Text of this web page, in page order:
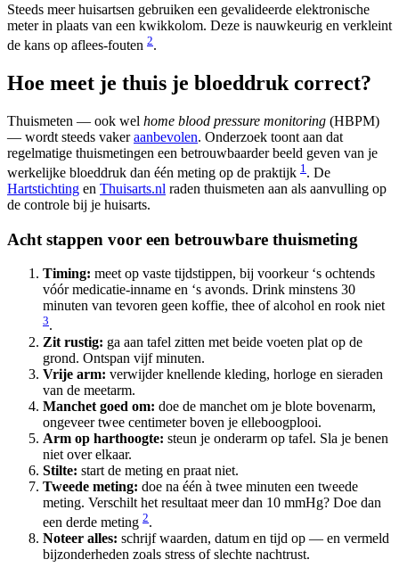
Steeds meer huisartsen gebruiken een gevalideerde elektronische
meter in plaats van een kwikkolom. Deze is nauwkeurig en verkleint
de kans op aflees-fouten 2.
Hoe meet je thuis je bloeddruk correct?
Thuismeten — ook wel home blood pressure monitoring (HBPM)
— wordt steeds vakeraanbevolen. Onderzoek toont aan dat
regelmatige thuismetingen een betrouwbaarder beeld geven van je
werkelijke bloeddruk dan één meting op de praktijk 1 . De
Hartstichting en Thuisarts.nl raden thuismeten aan als aanvulling op
de controle bij je huisarts.
Acht stappen voor een betrouwbare thuismeting
Timing: meet op vaste tijdstippen, bij voorkeur ‘s ochtends
vóór medicatie-inname en ‘s avonds. Drink minstens 30
minuten van tevoren geen koffie, thee of alcohol en rook niet
3.
Zit rustig: ga aan tafel zitten met beide voeten plat op de
grond. Ontspan vijf minuten.
Vrije arm: verwijder knellende kleding, horloge en sieraden
van de meetarm.
Manchet goed om: doe de manchet om je blote bovenarm,
ongeveer twee centimeter boven je elleboogplooi.
Arm op harthoogte: steun je onderarm op tafel. Sla je benen
niet over elkaar.
Stilte: start de meting en praat niet.
Tweede meting: doe na één à twee minuten een tweede
meting. Verschilt het resultaat meer dan 10 mmHg? Doe dan
een derde meting 2.
Noteer alles: schrijf waarden, datum en tijd op — en vermeld
bijzonderheden zoals stress of slechte nachtrust.